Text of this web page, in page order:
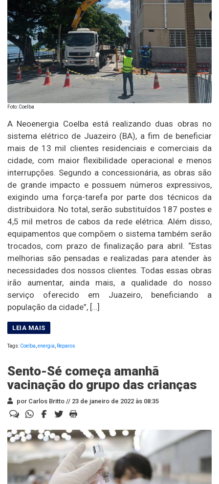
Foto: Coelba
A Neoenergia Coelba está realizando duas obras no
sistema elétrico de Juazeiro (BA), a fim de beneficiar
mais de 13 mil clientes residenciais e comerciais da
cidade, com maior flexibilidade operacional e menos
interrupções. Segundo a concessionária, as obras são
de grande impacto e possuem números expressivos,
exigindo uma força-tarefa por parte dos técnicos da
distribuidora. No total, serão substituídos 187 postes e
4,5 mil metros de cabos da rede elétrica. Além disso,
equipamentos que compõem o sistema também serão
trocados, com prazo de finalização para abril. “Estas
melhorias são pensadas e realizadas para atender às
necessidades dos nossos clientes. Todas essas obras
irão aumentar, ainda mais, a qualidade do nosso
serviço oferecido em Juazeiro, beneficiando a
população da cidade”, […]
Tags: Coelba,energia, Reparos
Sento-Sé começa amanhã
vacinação do grupo das crianças
por Carlos Britto // 23 de janeiro de 2022 às 08:35